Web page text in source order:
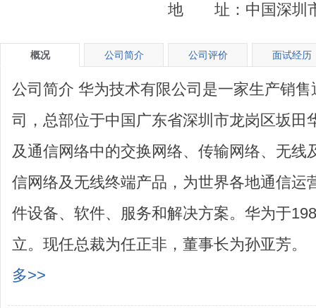
地 址：中国深圳市
概况 公司简介 公司评价 面试经历
公司简介 华为技术有限公司是一家生产销
司，总部位于中国广东省深圳市龙岗区坂田
及通信网络中的交换网络、传输网络、无线
信网络及无线终端产品，为世界各地通信运
件设备、软件、服务和解决方案。华为于
立。现任总裁为任正非，董事长为孙亚芳
多>>